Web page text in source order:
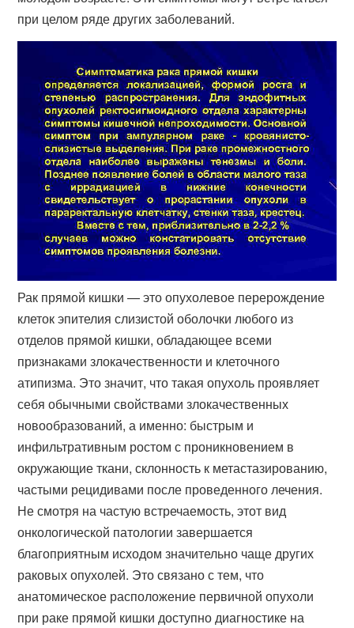
при целом ряде других заболеваний.
Рак прямой кишки — это опухолевое перерождение
клеток эпителия слизистой оболочки любого из
отделов прямой кишки, обладающее всеми
признаками злокачественности и клеточного
атипизма. Это значит, что такая опухоль проявляет
себя обычными свойствами злокачественных
новообразований, а именно: быстрым и
инфильтративным ростом с проникновением в
окружающие ткани, склонность к метастазированию,
частыми рецидивами после проведенного лечения.
Не смотря на частую встречаемость, этот вид
онкологической патологии завершается
благоприятным исходом значительно чаще других
раковых опухолей. Это связано с тем, что
анатомическое расположение первичной опухоли
при раке прямой кишки доступно диагностике на